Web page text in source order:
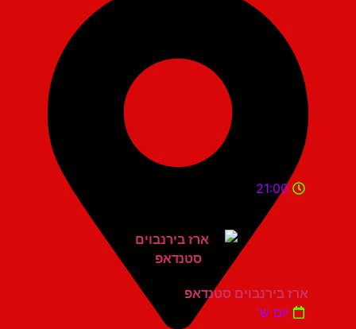
21:00
ארז בירנבוים סטנדאפ
יום ש'